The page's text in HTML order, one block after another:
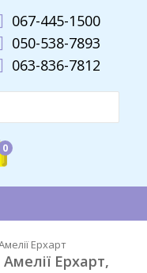
067-445-1500
050-538-7893
063-836-7812
0
Ерхарт
Ерхарт,